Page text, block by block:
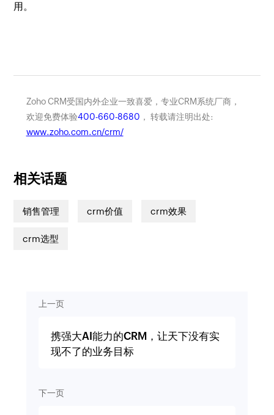
用。
Zoho CRM受国内外企业一致喜爱，专业CRM系统厂商，
欢迎免费体验400-660-8680 ， 转载请注明出处:
www.zoho.com.cn/crm/
相关话题
销售管理 crm价值 crm效果
crm选型
上一页
携强大AI能力的CRM，让天下没有实
现不了的业务目标
下一页